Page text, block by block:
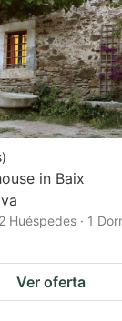
)
in Baix
Huéspedes · 1
Ver oferta